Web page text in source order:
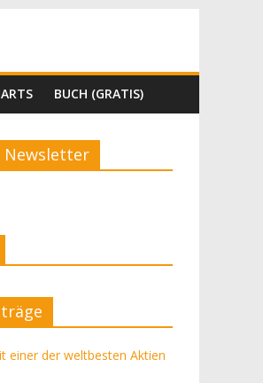
BUCH (GRATIS)
Newsletter
einer der weltbesten Aktien